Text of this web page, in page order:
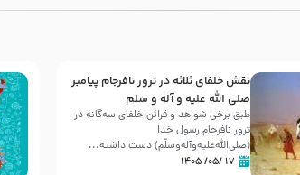
نقش خلفای ثلاثه در ترور نافرجام پیامبر
صلی الله علیه و آله و سلم
طبق برخی شواهد و قرائن خلفای سه‌گانه در
ترور نافرجام رسول خدا
(صلی‌الله‌علیه‌و‌آله‌وسلّم) دست داشته‌...
۱۷ /۰۵/ ۱۴۰۵